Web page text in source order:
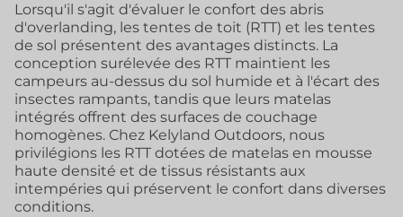
Lorsqu'il s'agit d'évaluer le confort des abris
d'overlanding, les tentes de toit (RTT) et les tentes
de sol présentent des avantages distincts. La
conception surélevée des RTT maintient les
campeurs au-dessus du sol humide et à l'écart des
insectes rampants, tandis que leurs matelas
intégrés offrent des surfaces de couchage
homogènes. Chez Kelyland Outdoors, nous
privilégions les RTT dotées de matelas en mousse
haute densité et de tissus résistants aux
intempéries qui préservent le confort dans diverses
conditions.